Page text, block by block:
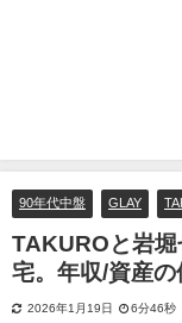
90年代中盤 GLAY
TAKUROと岩堀
宅。年収/資産の
2026年1月19日 6分46秒